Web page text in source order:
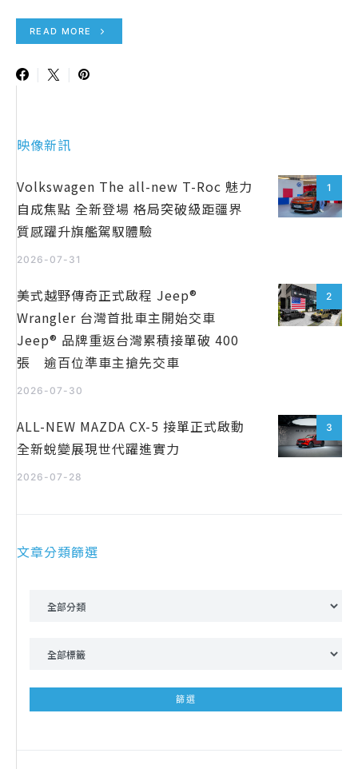
READ MORE
映像新訊
1
Volkswagen The all-new T-Roc 魅力
自成焦點 全新登場 格局突破級距疆界
質感躍升旗艦駕馭體驗
2026-07-31
2
美式越野傳奇正式啟程 Jeep®
Wrangler 台灣首批車主開始交車
Jeep® 品牌重返台灣累積接單破 400
張 逾百位準車主搶先交車
2026-07-30
3
ALL-NEW MAZDA CX-5 接單正式啟動
全新蛻變展現世代躍進實力
2026-07-28
文章分類篩選